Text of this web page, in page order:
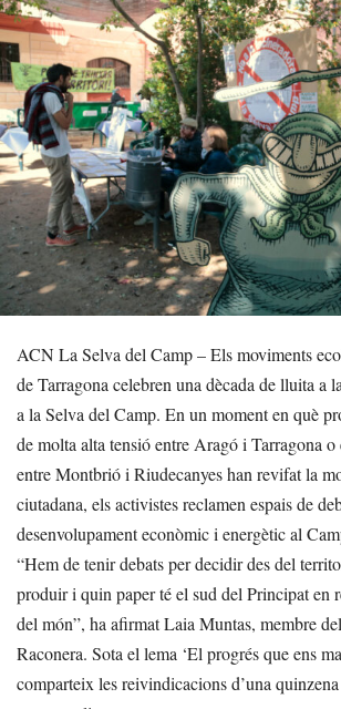
ACN La Selva del Camp – Els moviments
de Tarragona celebren una dècada de lluita a
a la Selva del Camp. En un moment en què
de molta alta tensió entre Aragó i Tarragona
entre Montbrió i Riudecanyes han revifat la
ciutadana, els activistes reclamen espais de
desenvolupament econòmic i energètic al
“Hem de tenir debats per decidir des del
produir i quin paper té el sud del Principat en
del món”, ha afirmat Laia Muntas, membre
Raconera. Sota el lema ‘El progrés que ens
comparteix les reivindicacions d’una